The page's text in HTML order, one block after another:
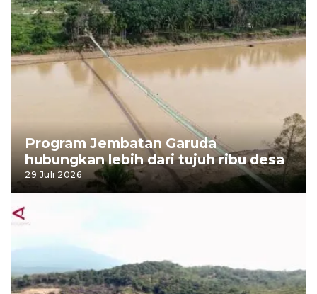
Program Jembatan Garuda
hubungkan lebih dari tujuh ribu desa
29 Juli 2026